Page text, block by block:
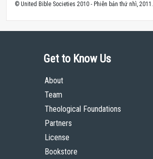
© United Bible Societies 2010 - Phiên bản thứ nhì, 2011.
Get to Know Us
About
Team
Theological Foundations
Partners
License
Bookstore